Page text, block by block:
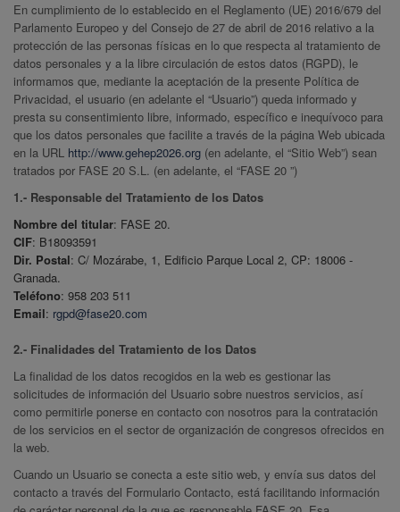
En cumplimiento de lo establecido en el Reglamento (UE) 2016/679 del
Parlamento Europeo y del Consejo de 27 de abril de 2016 relativo a la
protección de las personas físicas en lo que respecta al tratamiento de
datos personales y a la libre circulación de estos datos (RGPD), le
informamos que, mediante la aceptación de la presente Política de
Privacidad, el usuario (en adelante el “Usuario”) queda informado y
presta su consentimiento libre, informado, específico e inequívoco para
que los datos personales que facilite a través de la página Web ubicada
en la URL http://www.gehep2026.org (en adelante, el “Sitio Web”) sean
tratados por FASE 20 S.L. (en adelante, el “FASE 20 ”)
1.- Responsable del Tratamiento de los Datos
Nombre del titular: FASE 20.
CIF: B18093591
Dir. Postal: C/ Mozárabe, 1, Edificio Parque Local 2, CP: 18006 -
Granada.
Teléfono: 958 203 511
Email: rgpd@fase20.com
2.- Finalidades del Tratamiento de los Datos
La finalidad de los datos recogidos en la web es gestionar las
solicitudes de información del Usuario sobre nuestros servicios, así
como permitirle ponerse en contacto con nosotros para la contratación
de los servicios en el sector de organización de congresos ofrecidos en
la web.
Cuando un Usuario se conecta a este sitio web, y envía sus datos del
contacto a través del Formulario Contacto, está facilitando información